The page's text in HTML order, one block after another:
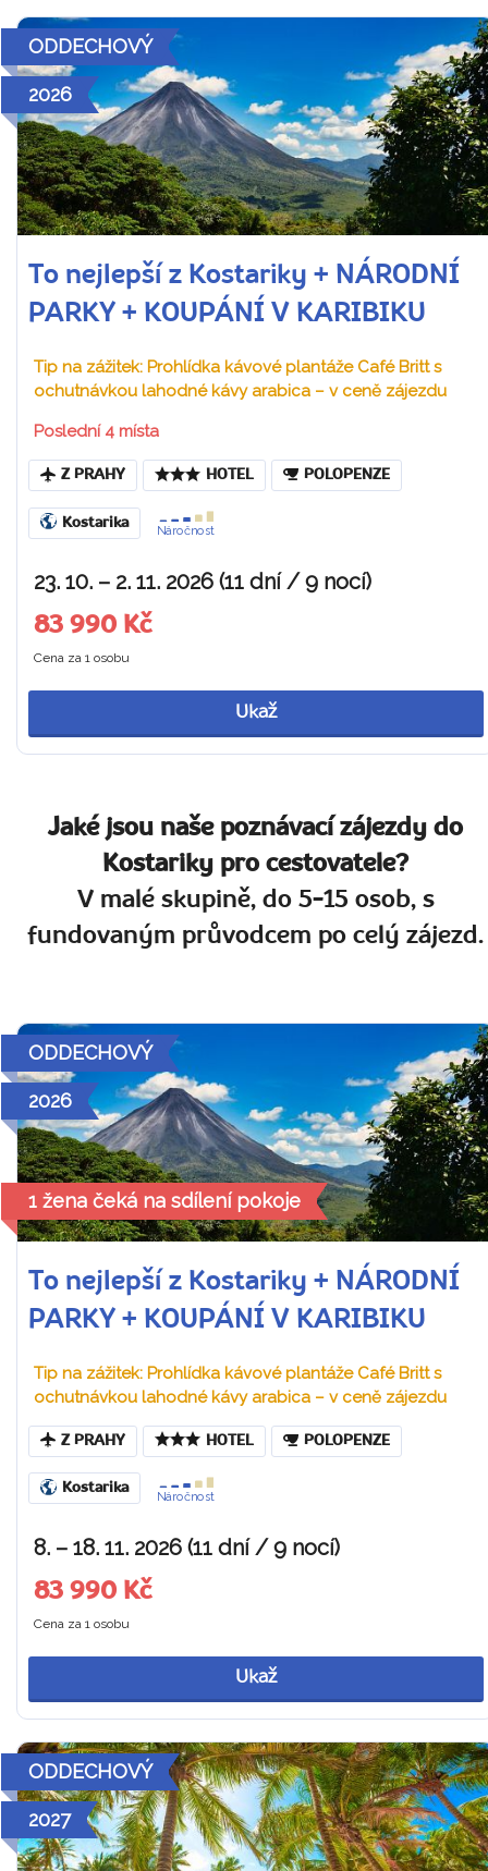
ODDECHOVÝ
2026
To nejlepší z Kostariky + NÁRODNÍ
PARKY + KOUPÁNÍ V KARIBIKU
Tip na zážitek: Prohlídka kávové plantáže Café Britt s
ochutnávkou lahodné kávy arabica – v ceně zájezdu
Poslední 4 místa
Z PRAHY HOTEL POLOPENZE
Kostarika
Náročnost
23. 10. – 2. 11. 2026 (11 dní / 9 nocí)
83 990 Kč
Cena za 1 osobu
Ukaž
Jaké jsou naše poznávací zájezdy do
Kostariky pro cestovatele?
V malé skupině, do 5-15 osob, s
fundovaným průvodcem po celý zájezd.
ODDECHOVÝ
2026
1 žena čeká na sdílení pokoje
To nejlepší z Kostariky + NÁRODNÍ
PARKY + KOUPÁNÍ V KARIBIKU
Tip na zážitek: Prohlídka kávové plantáže Café Britt s
ochutnávkou lahodné kávy arabica – v ceně zájezdu
Z PRAHY HOTEL POLOPENZE
Kostarika
Náročnost
8. – 18. 11. 2026 (11 dní / 9 nocí)
83 990 Kč
Cena za 1 osobu
Ukaž
ODDECHOVÝ
2027